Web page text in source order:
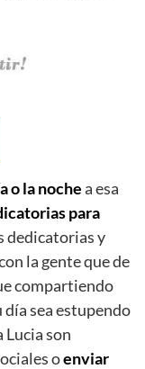
o la nochea esa
para
dedicatorias y
la gente que de
compartiendo
día sea estupendo
Lucia son
oenviar